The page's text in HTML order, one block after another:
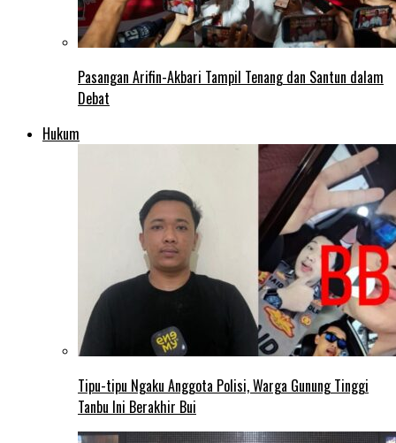
Pasangan Arifin-Akbari Tampil Tenang dan Santun dalam
Debat
Hukum
Tipu-tipu Ngaku Anggota Polisi, Warga Gunung Tinggi
Tanbu Ini Berakhir Bui